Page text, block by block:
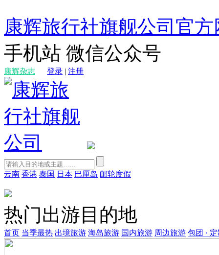
康辉旅行社旗舰公司官方
手机站 微信公众号
康辉杂志 登录 | 注册
云南 香港 泰国 日本 巴厘岛 邮轮度假
热门出游目的地
首页 当季最热 出境旅游 海岛旅游 国内旅游 周边旅游 包团 ·